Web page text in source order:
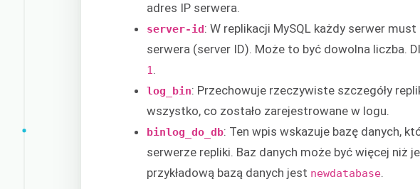
adres IP serwera.
server-id: W replikacji MySQL każdy serwer
serwera (server ID). Może to być dowolna liczba.
1 .
log_bin: Przechowuje rzeczywiste szczegóły
wszystko, co zostało zarejestrowane w logu.
binlog_do_db: Ten wpis wskazuje bazę danych,
serwerze repliki. Baz danych może być więcej niż
przykładową bazą danych jest newdatabase.